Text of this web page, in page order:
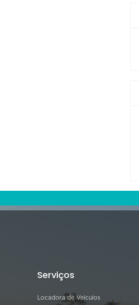
Serviços
Locadora de Veículos